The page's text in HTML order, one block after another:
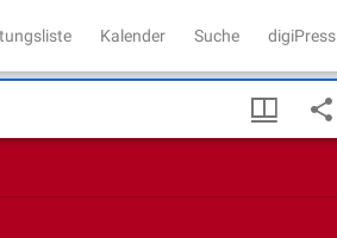
Kalender Suche digiPress